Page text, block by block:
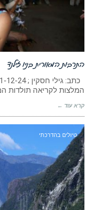
התרבות המאורית בניו זילנד
המלצות לקריאה תולדות
קרא עוד ←
טיולים בהדרכתי